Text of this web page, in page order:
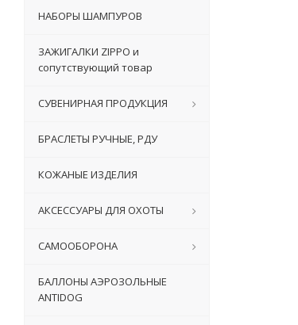
НАБОРЫ ШАМПУРОВ
ЗАЖИГАЛКИ ZIPPO и
сопутствующий товар
СУВЕНИРНАЯ ПРОДУКЦИЯ
БРАСЛЕТЫ РУЧНЫЕ, РДУ
КОЖАНЫЕ ИЗДЕЛИЯ
АКСЕССУАРЫ ДЛЯ ОХОТЫ
САМООБОРОНА
БАЛЛОНЫ АЭРОЗОЛЬНЫЕ
ANTIDOG